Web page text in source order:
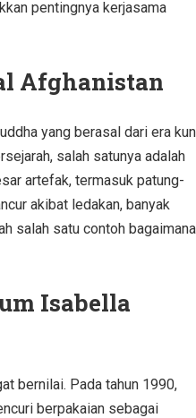
pentingnya kerjasama
Afghanistan
yang berasal dari era
salah satunya adalah
artefak, termasuk patung-
akibat ledakan, banyak
salah satu contoh bagaimana
Isabella
bernilai. Pada tahun 1990,
berpakaian sebagai